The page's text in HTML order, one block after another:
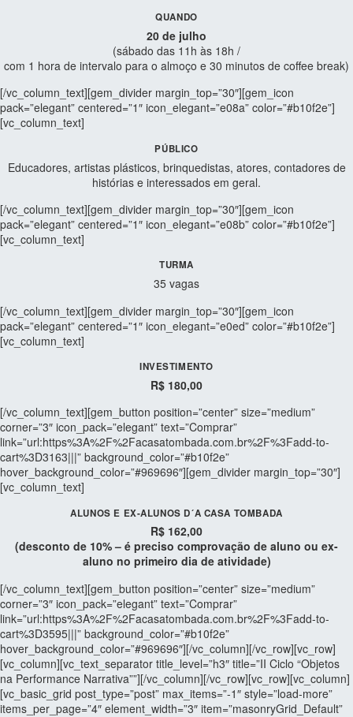
QUANDO
20 de julho
(sábado das 11h às 18h /
com 1 hora de intervalo para o almoço e 30 minutos de coffee break)
[/vc_column_text][gem_divider margin_top=”30″][gem_icon
pack=”elegant” centered=”1″ icon_elegant=”e08a” color=”#b10f2e”]
[vc_column_text]
PÚBLICO
Educadores, artistas plásticos, brinquedistas, atores, contadores de
histórias e interessados em geral.
[/vc_column_text][gem_divider margin_top=”30″][gem_icon
pack=”elegant” centered=”1″ icon_elegant=”e08b” color=”#b10f2e”]
[vc_column_text]
TURMA
35 vagas
[/vc_column_text][gem_divider margin_top=”30″][gem_icon
pack=”elegant” centered=”1″ icon_elegant=”e0ed” color=”#b10f2e”]
[vc_column_text]
INVESTIMENTO
R$ 180,00
[/vc_column_text][gem_button position=”center” size=”medium”
corner=”3″ icon_pack=”elegant” text=”Comprar”
link=”url:https%3A%2F%2Facasatombada.com.br%2F%3Fadd-to-
cart%3D3163|||” background_color=”#b10f2e”
hover_background_color=”#969696″][gem_divider margin_top=”30″]
[vc_column_text]
ALUNOS E EX-ALUNOS D´A CASA TOMBADA
R$ 162,00
(desconto de 10% – é preciso comprovação de aluno ou ex-
aluno no primeiro dia de atividade)
[/vc_column_text][gem_button position=”center” size=”medium”
corner=”3″ icon_pack=”elegant” text=”Comprar”
link=”url:https%3A%2F%2Facasatombada.com.br%2F%3Fadd-to-
cart%3D3595|||” background_color=”#b10f2e”
hover_background_color=”#969696″][/vc_column][/vc_row][vc_row]
[vc_column][vc_text_separator title_level=”h3″ title=”II Ciclo “Objetos
na Performance Narrativa””][/vc_column][/vc_row][vc_row][vc_column]
[vc_basic_grid post_type=”post” max_items=”-1″ style=”load-more”
items_per_page=”4″ element_width=”3″ item=”masonryGrid_Default”